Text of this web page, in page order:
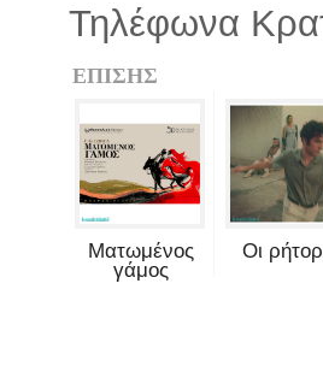
Τηλέφωνα
ΕΠΙΣΗΣ
Ματωμένος
γάμος
Οι